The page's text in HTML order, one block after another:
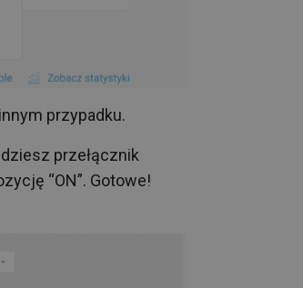
przypadku.
przełącznik
“ON”. Gotowe!